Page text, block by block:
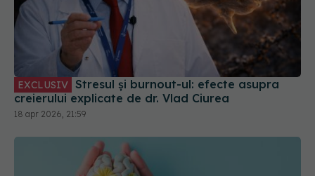
EXCLUSIV
creierului explicate de dr. Vlad Ciurea
18 apr 2026, 21:59